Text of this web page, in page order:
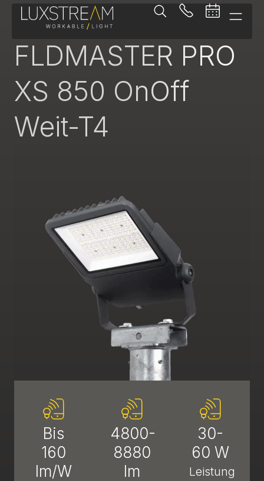
FLDMASTER PRO
XS 850 OnOff
Weit-T4
Bis
160
lm/W
4800-
8880
lm
30-
60 W
Leistung